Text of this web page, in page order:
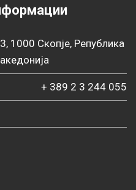
1000 Скопје, Република
+ 389 2 3 244 055